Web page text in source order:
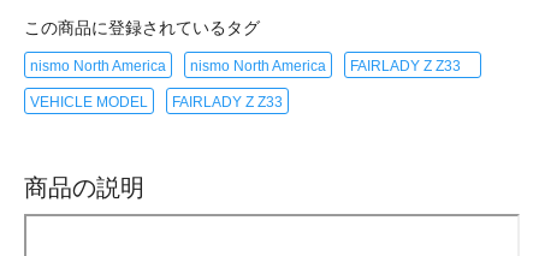
この商品に登録されているタグ
nismo North America nismo North America FAIRLADY Z Z33
VEHICLE MODEL FAIRLADY Z Z33
商品の説明